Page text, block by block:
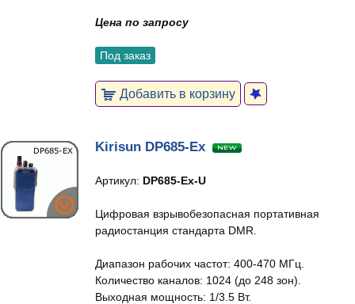
Цена по запросу
Под заказ
Добавить в корзину
Kirisun DP685-Ex
Артикул: DP685-Ex-U
Цифровая взрывобезопасная портативная
радиостанция стандарта DMR.
Диапазон рабочих частот: 400-470 МГц.
Количество каналов: 1024 (до 248 зон).
Выходная мощность: 1/3.5 Вт.